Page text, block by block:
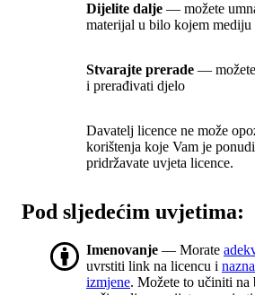
Dijelite dalje — možete
materijal u bilo kojem
Stvarajte prerade —
i prerađivati djelo
Davatelj licence ne može
korištenja koje Vam je
pridržavate uvjeta licence.
Pod sljedećim uvjetima:
Imenovanje — Morate
uvrstiti link na licencu i
izmjene. Možete to učiniti na